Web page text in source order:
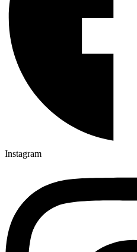
Instagram